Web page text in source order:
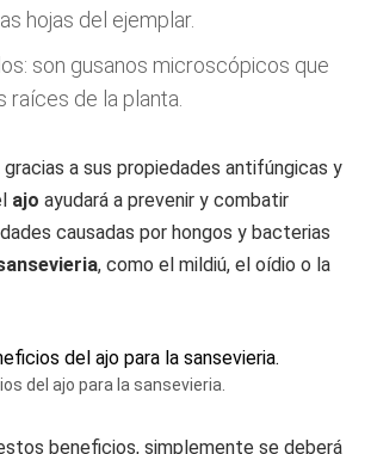
hojas del ejemplar.
son gusanos microscópicos que
raíces de la planta.
gracias a sus propiedades antifúngicas y
ajo ayudará a prevenir y combatir
causadas por hongos y bacterias
, como el mildiú, el oídio o la
del ajo para la sansevieria.
beneficios, simplemente se deberá